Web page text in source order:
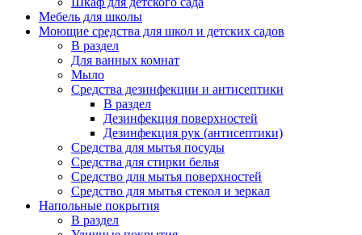
Мебель для школы
Моющие средства для школ и детских садов
В раздел
Для ванных комнат
Мыло
Средства дезинфекции и антисептики
В раздел
Дезинфекция поверхностей
Дезинфекция рук (антисептики)
Средства для мытья посуды
Средства для стирки белья
Средство для мытья поверхностей
Средство для мытья стекол и зеркал
Напольные покрытия
В раздел